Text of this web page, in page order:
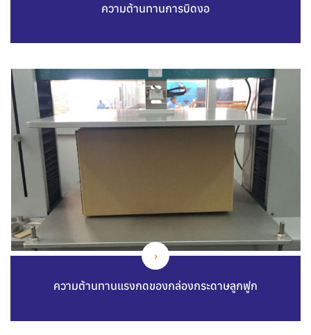
ความต้านทานการบิดงอ
ความต้านทานแรงกดของกล่องกระดาษลูกฟูก